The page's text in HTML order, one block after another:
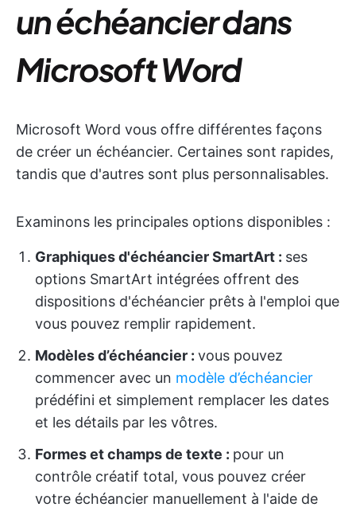
un échéancier dans
Microsoft Word
Microsoft Word vous offre différentes façons
de créer un échéancier. Certaines sont rapides,
tandis que d'autres sont plus personnalisables.
Examinons les principales options disponibles :
Graphiques d'échéancier SmartArt : ses
options SmartArt intégrées offrent des
dispositions d'échéancier prêts à l'emploi que
vous pouvez remplir rapidement.
Modèles d’échéancier : vous pouvez
commencer avec un modèle d’échéancier
prédéfini et simplement remplacer les dates
et les détails par les vôtres.
Formes et champs de texte : pour un
contrôle créatif total, vous pouvez créer
votre échéancier manuellement à l'aide de